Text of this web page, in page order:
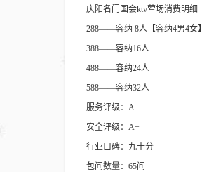
庆阳名门国会ktv荤场消费明细
288——容纳 8人【容纳4男4女】
388——容纳16人
488——容纳24人
588——容纳32人
服务评级：A+
安全评级：A+
行业口碑：九十分
包间数量：65间